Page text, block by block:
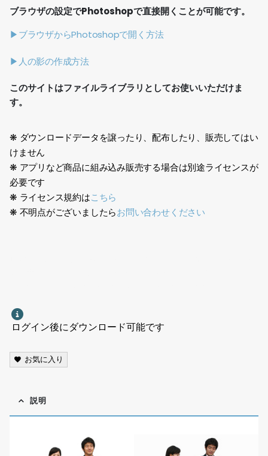
ブラウザの設定でPhotoshopで直接開くことが可能です。
▶ブラウザからPhotoshopで開く方法
▶人の影の作成方法
このサイトはファイルライブラリとしてお使いいただけま
す。
❋ ダウンロードデータを譲ったり、配布したり、販売してはい
けません
❋ アプリなど商品に組み込み販売する場合は別途ライセンスが
必要です
❋ ライセンス規約はこちら
❋ 不明点がございましたらお問い合わせください
ログイン後にダウンロード可能です
お気に入り
説明